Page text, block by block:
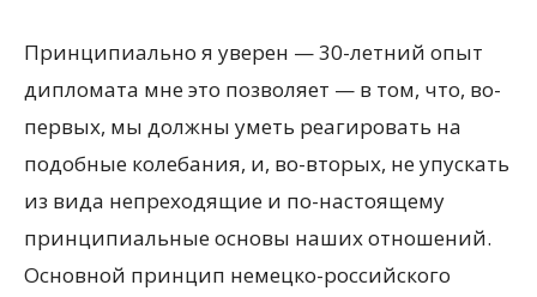
Принципиально я уверен — 30-летний опыт
дипломата мне это позволяет — в том, что, во-
первых, мы должны уметь реагировать на
подобные колебания, и, во-вторых, не упускать
из вида непреходящие и по-настоящему
принципиальные основы наших отношений.
Основной принцип немецко-российского